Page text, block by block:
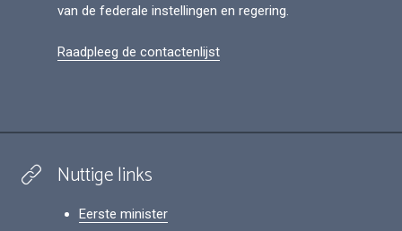
van de federale instellingen en regering.
Raadpleeg de contactenlijst
Nuttige links
Eerste minister